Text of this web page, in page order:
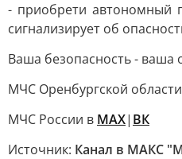
- приобрети автономный
сигнализирует об
Ваша безопасность - ваша
МЧС Оренбургской
МЧС России в MAX| ВК
Источник: Канал в МАКС